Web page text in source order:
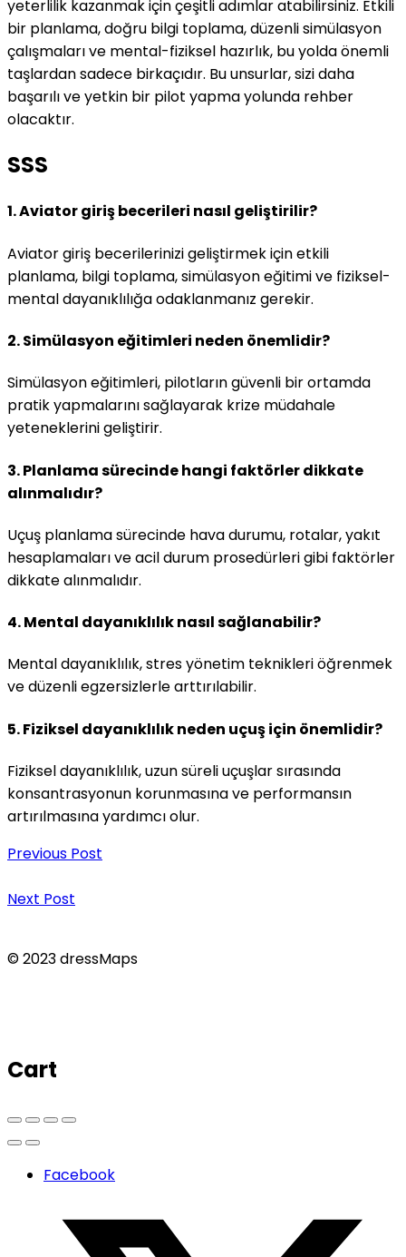
yeterlilik kazanmak için çeşitli adımlar atabilirsiniz. Etkili
bir planlama, doğru bilgi toplama, düzenli simülasyon
çalışmaları ve mental-fiziksel hazırlık, bu yolda önemli
taşlardan sadece birkaçıdır. Bu unsurlar, sizi daha
başarılı ve yetkin bir pilot yapma yolunda rehber
olacaktır.
SSS
1. Aviator giriş becerileri nasıl geliştirilir?
Aviator giriş becerilerinizi geliştirmek için etkili
planlama, bilgi toplama, simülasyon eğitimi ve fiziksel-
mental dayanıklılığa odaklanmanız gerekir.
2. Simülasyon eğitimleri neden önemlidir?
Simülasyon eğitimleri, pilotların güvenli bir ortamda
pratik yapmalarını sağlayarak krize müdahale
yeteneklerini geliştirir.
3. Planlama sürecinde hangi faktörler dikkate
alınmalıdır?
Uçuş planlama sürecinde hava durumu, rotalar, yakıt
hesaplamaları ve acil durum prosedürleri gibi faktörler
dikkate alınmalıdır.
4. Mental dayanıklılık nasıl sağlanabilir?
Mental dayanıklılık, stres yönetim teknikleri öğrenmek
ve düzenli egzersizlerle arttırılabilir.
5. Fiziksel dayanıklılık neden uçuş için önemlidir?
Fiziksel dayanıklılık, uzun süreli uçuşlar sırasında
konsantrasyonun korunmasına ve performansın
artırılmasına yardımcı olur.
Previous Post
Next Post
© 2023 dressMaps
Cart
Facebook